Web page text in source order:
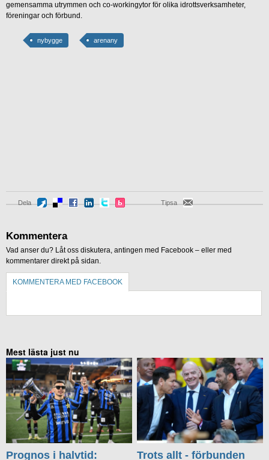
gemensamma utrymmen och co-workingytor för olika idrottsverksamheter,
föreningar och förbund.
nybygge arenany
Dela Tipsa
Kommentera
Vad anser du? Låt oss diskutera, antingen med Facebook – eller med
kommentarer direkt på sidan.
KOMMENTERA MED FACEBOOK
Mest lästa just nu
Prognos i halvtid:
Trots allt - förbunden